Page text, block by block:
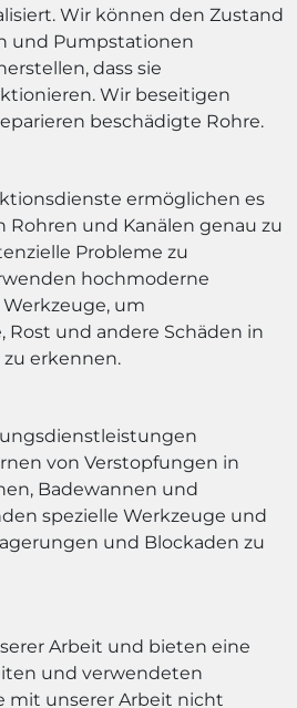
Wir können den Zustand
und Pumpstationen
dass sie
Wir beseitigen
beschädigte Rohre.
ermöglichen es
Rohren und Kanälen genau zu
Probleme zu
hochmoderne
um
Rost und andere Schäden in
erkennen.
von Verstopfungen in
Badewannen und
spezielle Werkzeuge und
und Blockaden zu
Arbeit und bieten eine
und verwendeten
mit unserer Arbeit nicht